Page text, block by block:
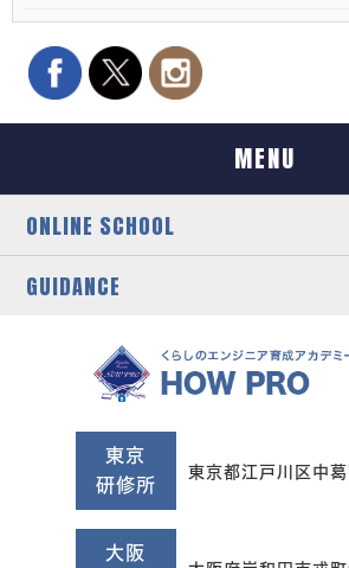
MENU
ONLINE SCHOOL
GUIDANCE
東京
研修所
東京都江戸川区中
大阪